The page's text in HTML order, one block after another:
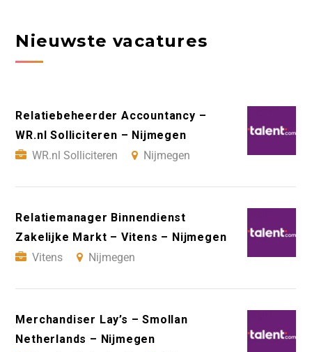
Nieuwste vacatures
Relatiebeheerder Accountancy –
WR.nl Solliciteren – Nijmegen
WR.nl Solliciteren
Nijmegen
Relatiemanager Binnendienst
Zakelijke Markt – Vitens – Nijmegen
Vitens
Nijmegen
Merchandiser Lay’s – Smollan
Netherlands – Nijmegen